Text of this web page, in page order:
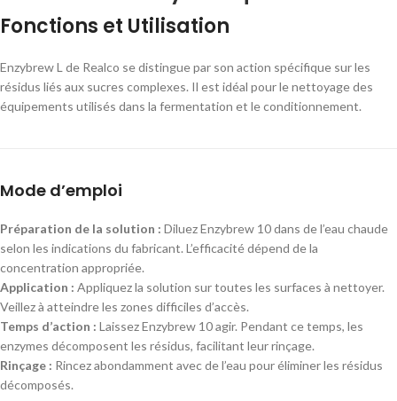
Fonctions et Utilisation
Enzybrew L de Realco se distingue par son action spécifique sur les
résidus liés aux sucres complexes. Il est idéal pour le nettoyage des
équipements utilisés dans la fermentation et le conditionnement.
Mode d’emploi
Préparation de la solution : Diluez Enzybrew 10 dans de l’eau chaude
selon les indications du fabricant. L’efficacité dépend de la
concentration appropriée.
Application : Appliquez la solution sur toutes les surfaces à nettoyer.
Veillez à atteindre les zones difficiles d’accès.
Temps d’action : Laissez Enzybrew 10 agir. Pendant ce temps, les
enzymes décomposent les résidus, facilitant leur rinçage.
Rinçage : Rincez abondamment avec de l’eau pour éliminer les résidus
décomposés.